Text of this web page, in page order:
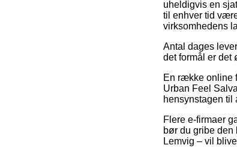
uheldigvis en
til enhver tid
virksomhedens
Antal dages
det formål er det
En række online
Urban Feel
hensynstagen til
Flere e-firmaer
bør du gribe
Lemvig – vil